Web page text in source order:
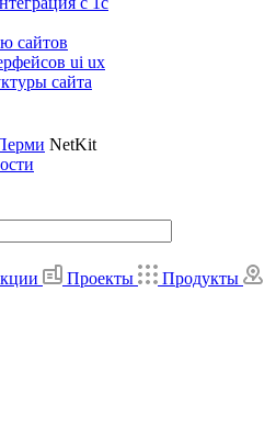
сайтов
ui ux
сайта
NetKit
Проекты
Продукты